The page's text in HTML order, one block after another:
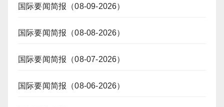
国际要闻简报（08-09-2026）
国际要闻简报（08-08-2026）
国际要闻简报（08-07-2026）
国际要闻简报（08-06-2026）